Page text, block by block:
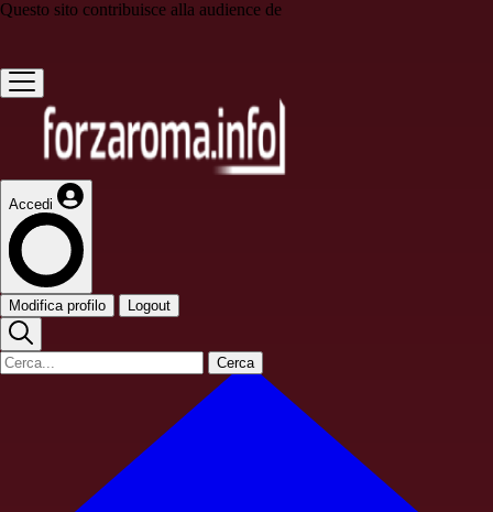
Questo sito contribuisce alla audience de
Accedi
Modifica profilo Logout
Cerca